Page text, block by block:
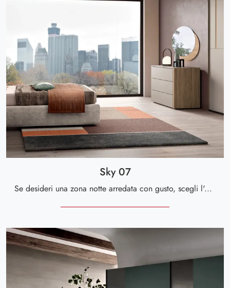
Sky 07
Se desideri una zona notte arredata con gusto, scegli l'armadio Sky 07 con ante scorrevoli di Spar!